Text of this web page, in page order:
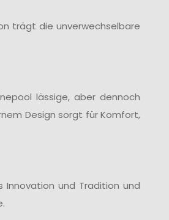
trägt die unverwechselbare
lässige, aber dennoch
Design sorgt für Komfort,
Innovation und Tradition und